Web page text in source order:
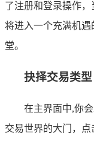
了注册和登录操作
将进入一个充满机
堂。
抉择交易类型
在主界面中,你
交易世界的大门，